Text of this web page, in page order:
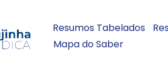
Resumos Tabelados
Mapa do Saber